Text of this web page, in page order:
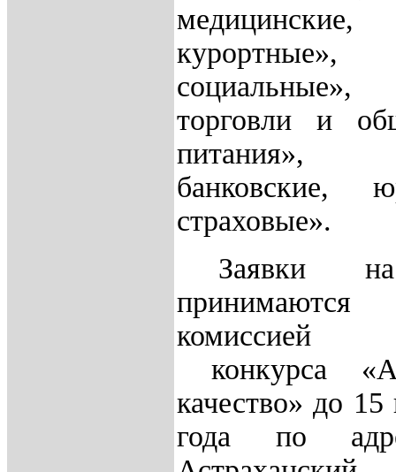
медицинские,
торговли и
питания»,
банковские,
страховые».
Заявки
принимаются
комиссией
конкурса
качество» до
года по